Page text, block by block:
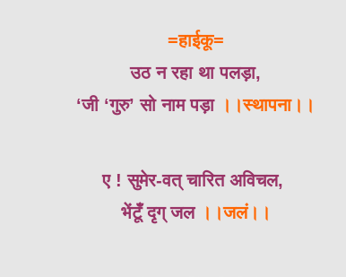
=हाईकू=
उठ न रहा था पलड़ा,
‘जी ‘गुरु’ सो नाम पड़ा ।।स्थापना।।
ए ! सुमेर-वत् चारित अविचल,
भेंटूँ दृग् जल ।।जलं।।